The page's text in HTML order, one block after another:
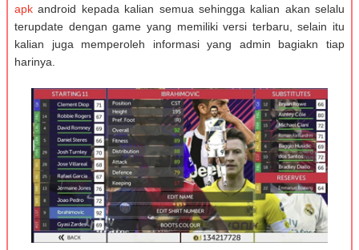
apk android kepada kalian semua sehingga kalian akan selalu
terupdate dengan game yang memiliki versi terbaru, selain itu
kalian juga memperoleh informasi yang admin bagiakn tiap
harinya.